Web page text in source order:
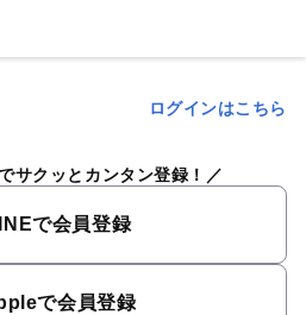
ログインはこちら
サクッとカンタン登録！
で会員登録
で会員登録